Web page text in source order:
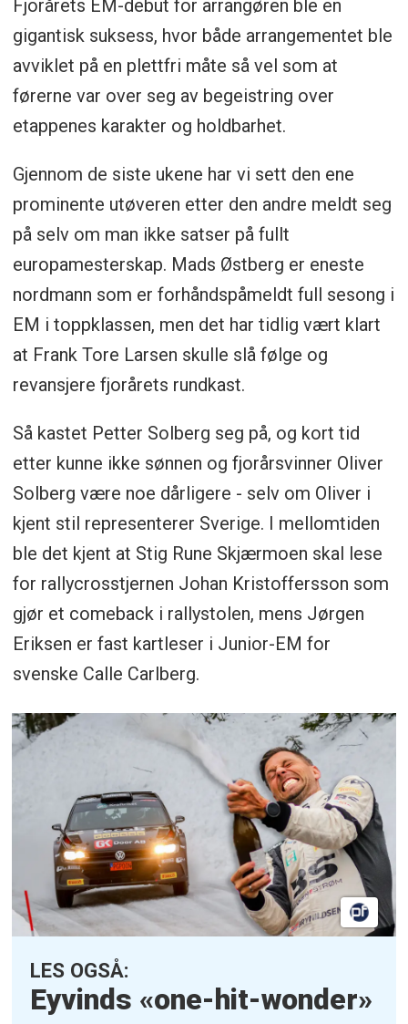
Fjorårets EM-debut for arrangøren ble en
gigantisk suksess, hvor både arrangementet ble
avviklet på en plettfri måte så vel som at
førerne var over seg av begeistring over
etappenes karakter og holdbarhet.
Gjennom de siste ukene har vi sett den ene
prominente utøveren etter den andre meldt seg
på selv om man ikke satser på fullt
europamesterskap. Mads Østberg er eneste
nordmann som er forhåndspåmeldt full sesong i
EM i toppklassen, men det har tidlig vært klart
at Frank Tore Larsen skulle slå følge og
revansjere fjorårets rundkast.
Så kastet Petter Solberg seg på, og kort tid
etter kunne ikke sønnen og fjorårsvinner Oliver
Solberg være noe dårligere - selv om Oliver i
kjent stil representerer Sverige. I mellomtiden
ble det kjent at Stig Rune Skjærmoen skal lese
for rallycrosstjernen Johan Kristoffersson som
gjør et comeback i rallystolen, mens Jørgen
Eriksen er fast kartleser i Junior-EM for
svenske Calle Carlberg.
LES OGSÅ:
Eyvinds «one-hit-wonder»